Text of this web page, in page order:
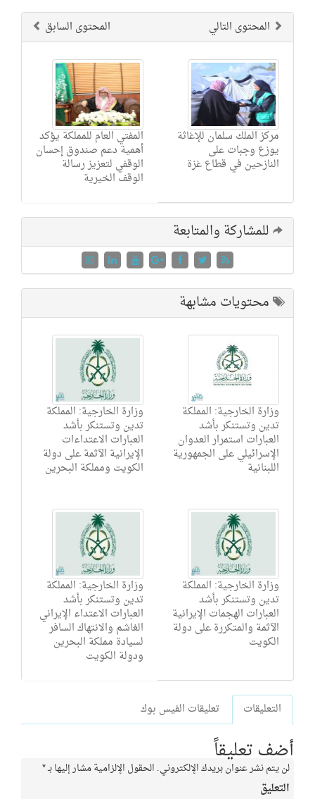
المحتوى السابق المحتوى التالي
المفتي العام للمملكة يؤكد
أهمية دعم صندوق إحسان
الوقفي لتعزيز رسالة
الوقف الخيرية
مركز الملك سلمان للإغاثة
يوزع وجبات على
النازحين في قطاع غزة
للمشاركة والمتابعة
محتويات مشابهة
وزارة الخارجية: المملكة
تدين وتستنكر بأشد
العبارات الاعتداءات
الإيرانية الآثمة على دولة
الكويت ومملكة البحرين
وزارة الخارجية: المملكة
تدين وتستنكر بأشد
العبارات استمرار العدوان
الإسرائيلي على الجمهورية
اللبنانية
وزارة الخارجية: المملكة
تدين وتستنكر بأشد
العبارات الاعتداء الإيراني
الغاشم والانتهاك السافر
لسيادة مملكة البحرين
ودولة الكويت
وزارة الخارجية: المملكة
تدين وتستنكر بأشد
العبارات الهجمات الإيرانية
الآثمة والمتكررة على دولة
الكويت
التعليقات تعليقات الفيس بوك
أضف تعليقاً
لن يتم نشر عنوان بريدك الإلكتروني. الحقول الإلزامية مشار إليها بـ*
التعليق